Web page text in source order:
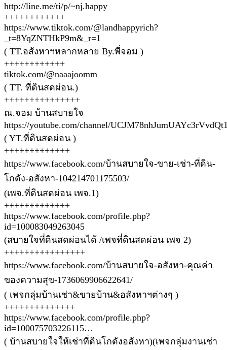
http://line.me/ti/p/~nj.happy
++++++++++++
https://www.tiktok.com/@landhappyrich?
_t=8YqZNTHkP9m&_r=1
( TT.อสังหาฯหลากหลาย By.พี่จอม )
++++++++++++
tiktok.com/@naaajoomm
( TT. ที่ดินสดผ่อน.)
+++++++++++++++
ณ.จอม บ้านสบายใจ
https://youtube.com/channel/
( YT.ที่ดินสดผ่อน )
+++++++++++++
https://www.facebook.com/บ้านสบายใจ-ขาย-เช่า-ที่ดิน-
โกดัง-อสังหา-104214701175503/
(เพจ.ที่ดินสดผ่อน เพจ.1)
+++++++++++++
https://www.facebook.com/profile.php?
id=100083049263045
(สบายใจที่ดินสดผ่อนได้ /เพจที่ดินสดผ่อน เพจ 2)
++++++++++++++++
https://www.facebook.com/บ้านสบายใจ-อสังหา-คุณค่า
ของความสุข-1736069906622641/
( เพจกลุ่มบ้านเช่า&ขายบ้าน&อสังหาฯต่างๆ )
++++++++++++++
https://www.facebook.com/profile.php?
id=100075703226115…
( บ้านสบายใจให้เช่าที่ดินโกดังอสังหา)(เพจกลุ่มงานเช่า